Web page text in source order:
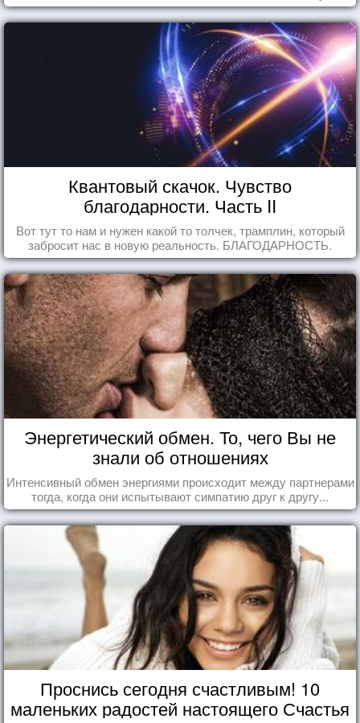
Квантовый скачок. Чувство
благодарности. Часть II
Вот тут то нам и нужен какой то толчек, трамплин, который
забросит нас в новую реальность. БЛАГОДАРНОСТЬ.
Энергетический обмен. То, чего Вы не
знали об отношениях
Интенсивный обмен энергиями происходит между партнерами
тогда, когда они испытывают симпатию друг к другу...
Проснись сегодня счастливым! 10
маленьких радостей настоящего Счастья